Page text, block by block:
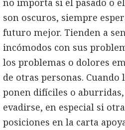
son oscuros, siempre
futuro mejor. Tienden a
incómodos con sus
los problemas o dolores
de otras personas. Cuando
ponen difíciles o
evadirse, en especial si
posiciones en la carta